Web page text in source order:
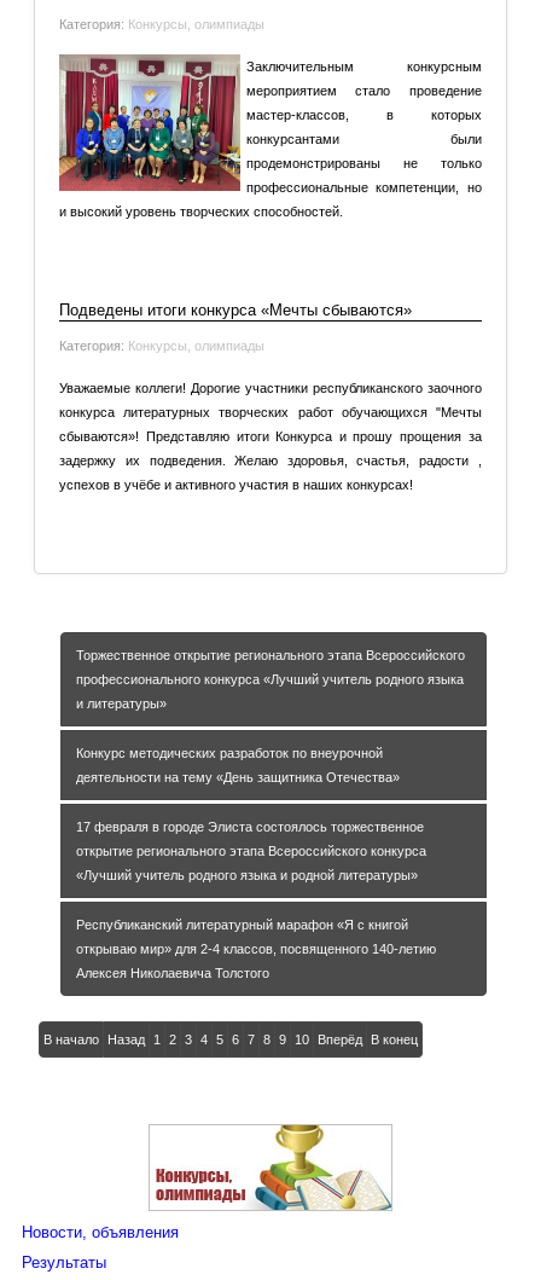
Категория: Конкурсы, олимпиады
Заключительным конкурсным
мероприятием стало проведение
мастер-классов, в которых
конкурсантами были
продемонстрированы не только
профессиональные компетенции, но
и высокий уровень творческих способностей.
Подведены итоги конкурса «Мечты сбываются»
Категория: Конкурсы, олимпиады
Уважаемые коллеги! Дорогие участники республиканского заочного
конкурса литературных творческих работ обучающихся "Мечты
сбываются»! Представляю итоги Конкурса и прошу прощения за
задержку их подведения. Желаю здоровья, счастья, радости ,
успехов в учёбе и активного участия в наших конкурсах!
Торжественное открытие регионального этапа Всероссийского
профессионального конкурса «Лучший учитель родного языка
и литературы»
Конкурс методических разработок по внеурочной
деятельности на тему «День защитника Отечества»
17 февраля в городе Элиста состоялось торжественное
открытие регионального этапа Всероссийского конкурса
«Лучший учитель родного языка и родной литературы»
Республиканский литературный марафон «Я с книгой
открываю мир» для 2-4 классов, посвященного 140-летию
Алексея Николаевича Толстого
В начало Назад 1 2 3 4 5 6 7 8 9 10 Вперёд В конец
Новости, объявления
Результаты